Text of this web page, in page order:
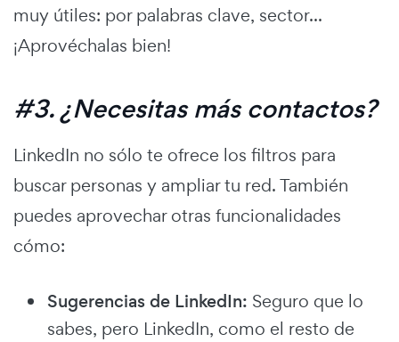
muy útiles: por palabras clave, sector...
¡Aprovéchalas bien!
#3. ¿Necesitas más contactos?
LinkedIn no sólo te ofrece los filtros para
buscar personas y ampliar tu red. También
puedes aprovechar otras funcionalidades
cómo:
Sugerencias de LinkedIn: Seguro que lo
sabes, pero LinkedIn, como el resto de